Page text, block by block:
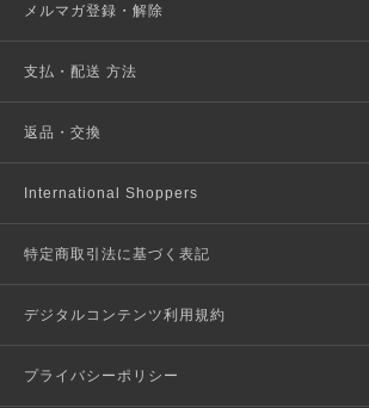
メルマガ登録・解除
支払・配送 方法
返品・交換
International Shoppers
特定商取引法に基づく表記
デジタルコンテンツ利用規約
プライバシーポリシー